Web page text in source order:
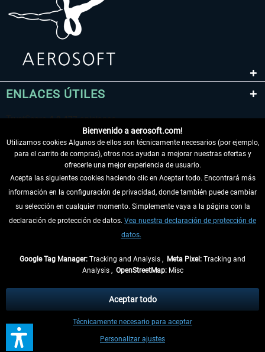
ENLACES ÚTILES
DESISTIR DEL CONTRATO
INFORMACIÓN
tasas de recepción si no se describe lo contrario
** De aplicación a envíos dentro de Alemania. Los plazos de envío para los
demás países se pueden consultar en lainformación de envío
Bienvenido a aerosoft.com!
Utilizamos cookies Algunos de ellos son técnicamente necesarios (por ejemplo,
para el carrito de compras), otros nos ayudan a mejorar nuestras ofertas y
ofrecerle una mejor experiencia de usuario.
Acepta las siguientes cookies haciendo clic en Aceptar todo. Encontrará más
información en la configuración de privacidad, donde también puede cambiar
su selección en cualquier momento. Simplemente vaya a la página con la
declaración de protección de datos. Vea nuestra declaración de protección de
datos.
Google Tag Manager: Tracking and Analysis , Meta Pixel: Tracking and
Analysis , OpenStreetMap:Misc
Personalizar ajustes
Técnicamente necesario para aceptar
Aceptar todo